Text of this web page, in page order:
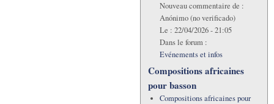
Nouveau commentaire de :
Anónimo (no verificado)
Le : 22/04/2026 - 21:05
Dans le forum :
Evénements et infos
Compositions africaines
pour basson
Compositions africaines pour